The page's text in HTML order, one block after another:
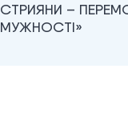
СТРИЯНИ –
МУЖНОСТІ»